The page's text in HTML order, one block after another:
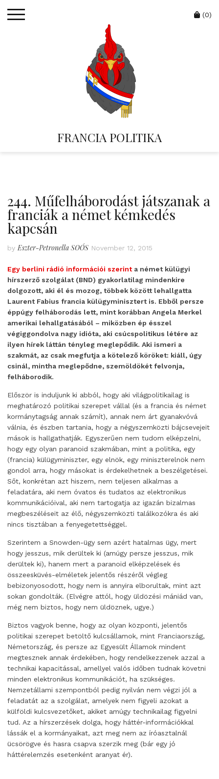
FRANCIA POLITIKA
Cart
(0)
244. Műfelháborodást játszanak a
franciák a német kémkedés
kapcsán
by Eszter-Petronella SOÓS November 12, 2015
Egy berlini rádió információi szerinta német külügyi
hírszerző szolgálat (BND) gyakorlatilag mindenkire
dolgozott, aki él és mozog, többek között lehallgatta
Laurent Fabius francia külügyminisztert is. Ebből persze
éppúgy felháborodás lett, mint korábban Angela Merkel
amerikai lehallgatásából – miközben ép ésszel
végiggondolva nagy idióta, aki csúcspolitikus létére az
ilyen hírek láttán tényleg meglepődik. Aki ismeri a
szakmát, az csak megfutja a kötelező köröket: kiáll, úgy
csinál, mintha meglepődne, szemöldökét felvonja,
felháborodik.
Először is induljunk ki abból, hogy aki világpolitikailag is
meghatározó politikai szerepet vállal (és a francia és német
kormánytagság annak számít), annak nem árt gyanakvóvá
válnia, és észben tartania, hogy a négyszemközti bájcsevejeit
mások is hallgathatják. Egyszerűen nem tudom elképzelni,
hogy egy olyan paranoid szakmában, mint a politika, egy
(francia) külügyminiszter, egy elnök, egy miniszterelnök nem
gondol arra, hogy másokat is érdekelhetnek a beszélgetései.
Sőt, konkrétan azt hiszem, nem teljesen alkalmas a
feladatára, aki nem óvatos és tudatos az elektronikus
kommunikációival, aki nem tartogatja az igazán bizalmas
megbeszéléseit az élő, négyszemközti találkozókra és aki
nincs tisztában a fenyegetettséggel.
Szerintem a Snowden-ügy sem azért hatalmas ügy, mert
hogy jesszus, mik derültek ki (amúgy persze jesszus, mik
derültek ki), hanem mert a paranoid elképzelések és
összeesküvés-elméletek jelentős részéről végleg
bebizonyosodott, hogy nem is annyira elborultak, mint azt
sokan gondolták. (Elvégre attól, hogy üldözési mániád van,
még nem biztos, hogy nem üldöznek, ugye.)
Biztos vagyok benne, hogy az olyan központi, jelentős
politikai szerepet betöltő kulcsállamok, mint Franciaország,
Németország, és persze az Egyesült Államok mindent
megtesznek annak érdekében, hogy rendelkezzenek azzal a
technikai kapacitással, amellyel valós időben tudnak követni
minden elektronikus kommunikációt, ha szükséges.
Nemzetállami szempontból pedig nyilván nem végzi jól a
feladatát az a szolgálat, amelyek nem figyeli azokat a
külföldi kulcsvezetőket, akiket amúgy technikailag figyelni
tud. Az a hírszerzések dolga, hogy háttér-információkkal
lássák el a kormányaikat, azt meg nem az íróasztalnál
ücsörögve és hasra csapva szerzik meg (bár egy jó
háttérelemzés esetenként aranyat ér).